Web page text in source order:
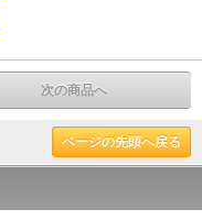
次の商品へ
ページの先頭へ戻る